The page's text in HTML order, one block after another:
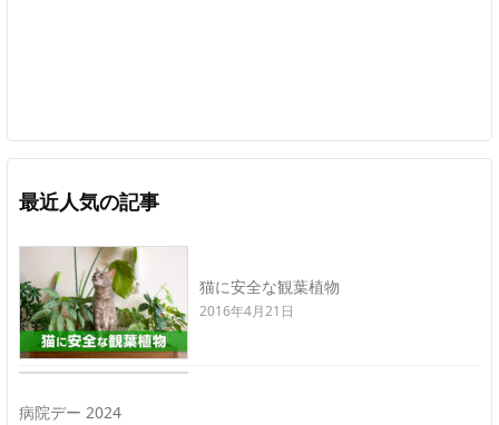
最近人気の記事
猫に安全な観葉植物
2016年4月21日
病院デー 2024